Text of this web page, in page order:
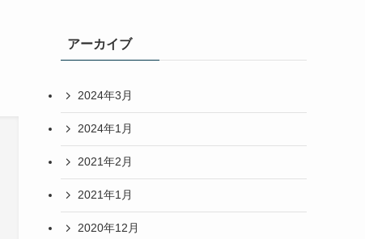
アーカイブ
2024年3月
2024年1月
2021年2月
2021年1月
2020年12月